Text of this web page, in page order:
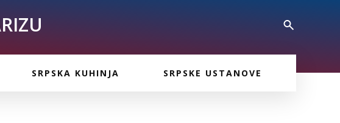
SRPSKA KUHINJA SRPSKE USTANOVE